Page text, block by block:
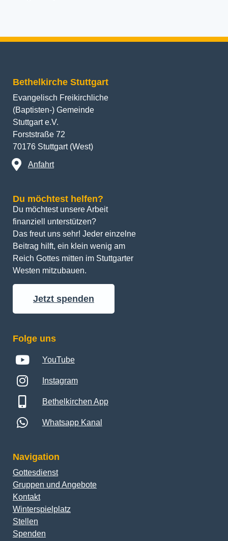
Bethelkirche Stuttgart
Evangelisch Freikirchliche
(Baptisten-) Gemeinde
Stuttgart e.V.
Forststraße 72
70176 Stuttgart (West)
Anfahrt
Du möchtest helfen?
Du möchtest unsere Arbeit
finanziell unterstützen?
Das freut uns sehr! Jeder einzelne
Beitrag hilft, ein klein wenig am
Reich Gottes mitten im Stuttgarter
Westen mitzubauen.
Jetzt spenden
Folge uns
YouTube
Instagram
Bethelkirchen App
Whatsapp Kanal
Navigation
Gottesdienst
Gruppen und Angebote
Kontakt
Winterspielplatz
Stellen
Spenden